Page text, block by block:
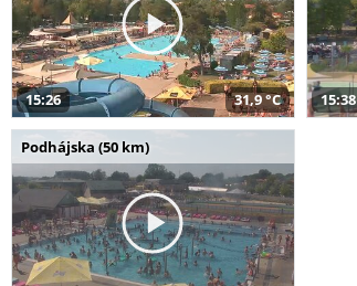
15:26 31,9 °C 15:38
Podhájska (50 km)